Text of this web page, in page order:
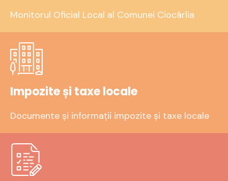
Monitorul Oficial Local al Comunei Ciocârlia
Impozite și taxe locale
Documente și informații impozite și taxe locale